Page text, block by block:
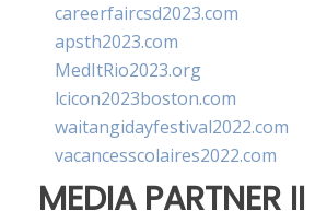
careerfaircsd2023.com
apsth2023.com
MedItRio2023.org
lcicon2023boston.com
waitangidayfestival2022.com
vacancesscolaires2022.com
MEDIA PARTNER II